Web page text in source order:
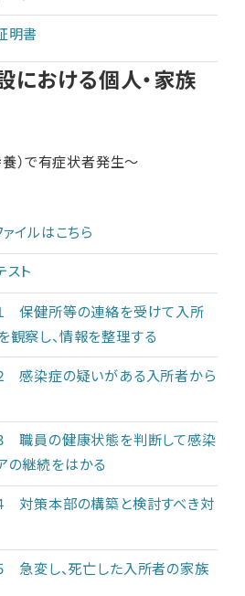
明書
おける個人・家族
）で有症状者発生～
イルはこちら
ト
保健所等の連絡を受けて入所
観察し、情報を整理する
感染症の疑いがある入所者から
職員の健康状態を判断して感染
の継続をはかる
対策本部の構築と検討すべき対
急変し、死亡した入所者の家族